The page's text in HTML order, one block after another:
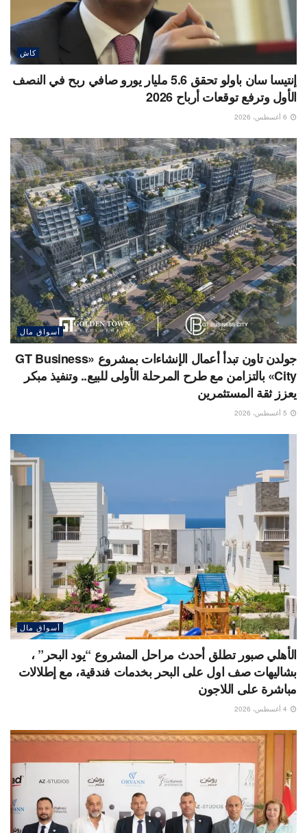
كاش
إنتيسا سان باولو تحقق 5.6 مليار يورو صافي ربح في النصف
الأول وترفع توقعات أرباح 2026
أسواق مال
جولدن تاون تبدأ أعمال الإنشاءات بمشروع «GT Business
City» بالتزامن مع طرح المرحلة الأولى للبيع.. وتنفيذ مبكر
يعزز ثقة المستثمرين
أسواق مال
الأهلي صبور تطلق أحدث مراحل المشروع “يود البحر” ،
بشاليهات صف اول على البحر بخدمات فندقية، مع إطلالات
مباشرة على اللاجون